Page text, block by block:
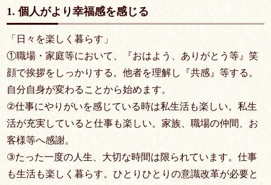
1. 個人がより幸福感を感じる
「日々を楽しく暮らす」
①職場・家庭等において、『おはよう、ありがとう等』笑
顔で挨拶をしっかりする。他者を理解し『共感』等する。
自分自身が変わることから始めます。
②仕事にやりがいを感じている時は私生活も楽しい。私生
活が充実していると仕事も楽しい。家族、職場の仲間、お
客様等へ感謝。
③たった一度の人生、大切な時間は限られています。仕事
も生活も楽しく暮らす。ひとりひとりの意識改革が必要と